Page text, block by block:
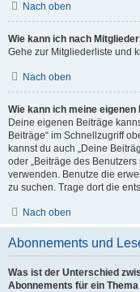
Nach oben
Wie kann ich nach
Gehe zur Mitgliederliste und
Nach oben
Wie kann ich meine
Deine eigenen Beiträge
Beiträge“ im Schnellzugriff
kannst du auch „Deine
oder „Beiträge des
verwenden. Benutze die
zu suchen. Trage dort die
Nach oben
Abonnements und
Was ist der Unterschied
Abonnements für ein